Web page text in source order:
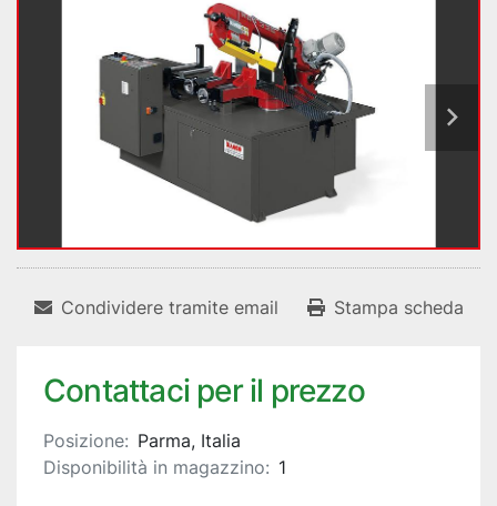
Condividere tramite email Stampa scheda
Contattaci per il prezzo
Posizione: Parma, Italia
Disponibilità in magazzino: 1